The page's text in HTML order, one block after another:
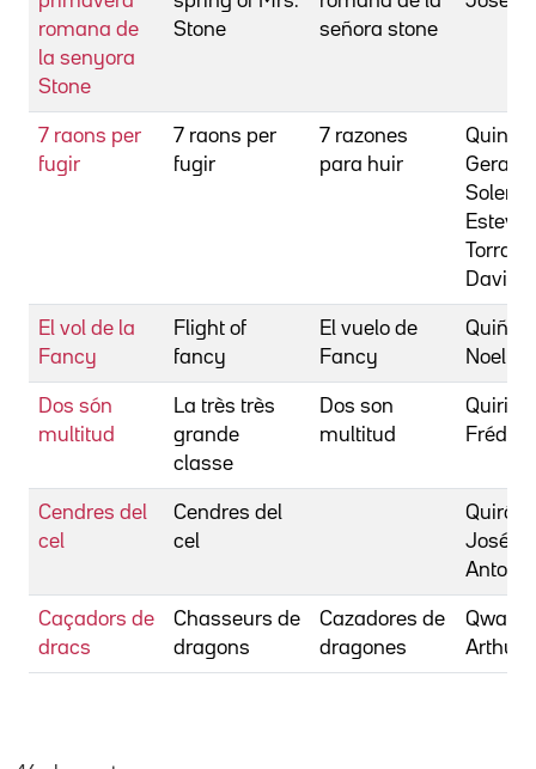
romana de
la senyora
Stone
Stone
señora stone
7 raons per
fugir
7 raons per
fugir
7 razones
para huir
Quinto,
Gerard
Soler,
Esteve
Torras,
David
El vol de la
Fancy
Flight of
fancy
El vuelo de
Fancy
Noel
Dos són
multitud
La très très
grande
classe
Dos son
multitud
Quiring,
Cendres del
cel
Cendres del
cel
Quirós,
José
Antonio
Caçadors de
dracs
Chasseurs de
dragons
Cazadores de
dragones
Qwak,
Arthur